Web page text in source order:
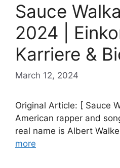
Sauce
2024 |
Karriere &
March 12, 2024
Original Article: [ Sauce
American rapper and
real name is Albert
more